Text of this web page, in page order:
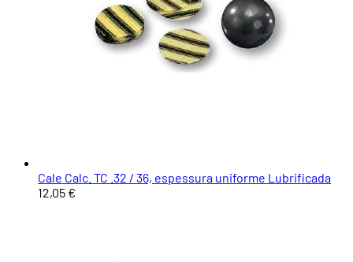
Cale Calc. TC .32 / 36, espessura uniforme Lubrificada
12,05 €